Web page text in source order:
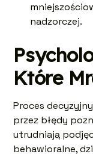
nadzorczej.
Które
Proces
przez błędy
utrudniają
behawioralne,